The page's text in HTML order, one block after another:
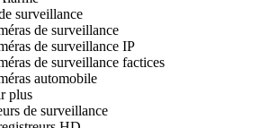
surveillance
de surveillance
de surveillance IP
de surveillance factices
automobile
plus
de surveillance